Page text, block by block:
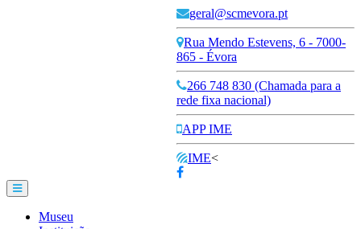
geral@scmevora.pt
Rua Mendo Estevens, 6 - 7000-
865 - Évora
266 748 830 (Chamada para a
rede fixa nacional)
APP IME
IME<
Museu